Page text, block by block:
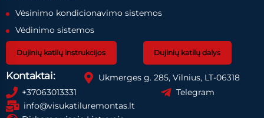
Vėsinimo kondicionavimo sistemos
Vėdinimo sistemos
Dujinių katilų instrukcijos Dujinių katilų dalys
Kontaktai:
Ukmerges g. 285, Vilnius, LT-06318
+37063013331
Telegram
info@visukatiluremontas.lt